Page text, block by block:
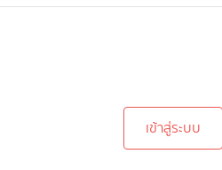
เข้าสู่ระบบ